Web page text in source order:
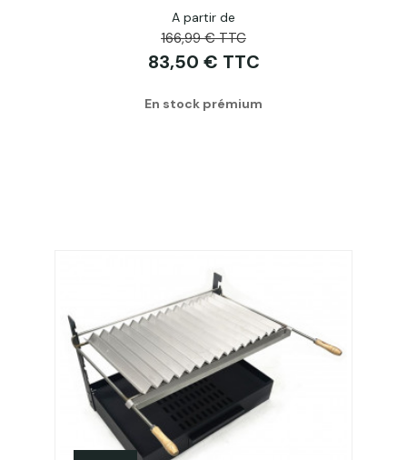
A partir de
166,99 € TTC
83,50 € TTC
En stock prémium